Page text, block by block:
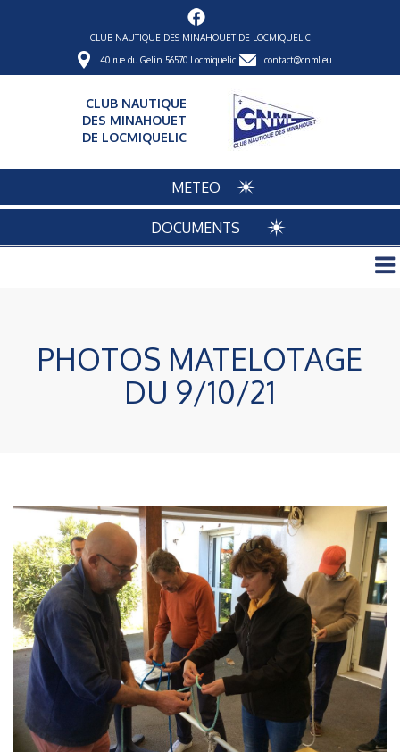
CLUB NAUTIQUE DES MINAHOUET DE LOCMIQUELIC
40 rue du Gelin 56570 Locmiquelic contact@cnml.eu
CLUB NAUTIQUE
DES MINAHOUET
DE LOCMIQUELIC
METEO
DOCUMENTS
PHOTOS MATELOTAGE
DU 9/10/21